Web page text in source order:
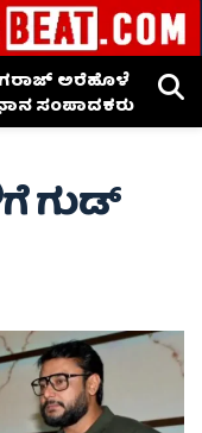
ಅರೆಹೊಳೆ
ಸಂಪಾದಕರು
ಗುಡ್